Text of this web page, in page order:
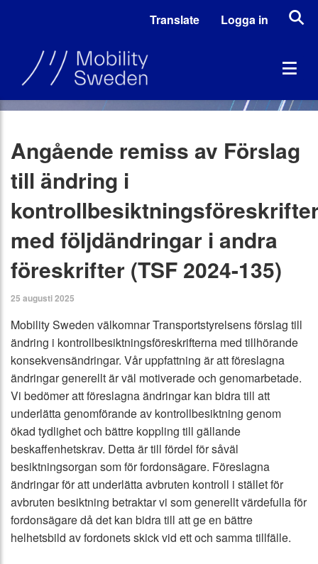
Translate Logga in
Angående remiss av Förslag
till ändring i
med följdändringar i andra
föreskrifter (TSF 2024-135)
25 augusti 2025
Mobility Sweden välkomnar Transportstyrelsens förslag till
ändring i kontrollbesiktningsföreskrifterna med tillhörande
konsekvensändringar. Vår uppfattning är att föreslagna
ändringar generellt är väl motiverade och genomarbetade.
Vi bedömer att föreslagna ändringar kan bidra till att
underlätta genomförande av kontrollbesiktning genom
ökad tydlighet och bättre koppling till gällande
beskaffenhetskrav. Detta är till fördel för såväl
besiktningsorgan som för fordonsägare. Föreslagna
ändringar för att underlätta avbruten kontroll i stället för
avbruten besiktning betraktar vi som generellt värdefulla för
fordonsägare då det kan bidra till att ge en bättre
helhetsbild av fordonets skick vid ett och samma tillfälle.